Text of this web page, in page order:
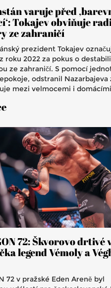
varuje před
Tokajev obviňuje
ze zahraničí
prezident Tokajev
roku 2022 za pokus o
ze zahraničí. S pomocí
odstranil Nazarbajeva
mezi velmocemi i
72: Škvorovo drtivé
legend Vémoly a
72 v pražské Eden Areně byl